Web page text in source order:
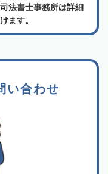
法書士事務所は詳細
ます。
い合わせ